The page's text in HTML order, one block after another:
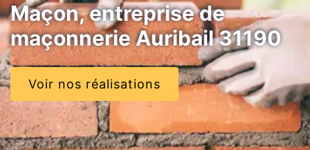
Maçon, entreprise de
maçonnerie Auribail 31190
Voir nos réalisations